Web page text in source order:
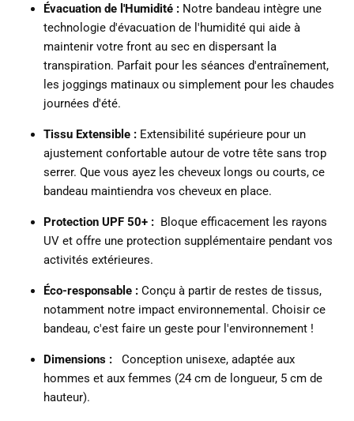
Évacuation de l'Humidité : Notre bandeau intègre une
technologie d'évacuation de l'humidité qui aide à
maintenir votre front au sec en dispersant la
transpiration. Parfait pour les séances d'entraînement,
les joggings matinaux ou simplement pour les chaudes
journées d'été.
Tissu Extensible : Extensibilité supérieure pour un
ajustement confortable autour de votre tête sans trop
serrer. Que vous ayez les cheveux longs ou courts, ce
bandeau maintiendra vos cheveux en place.
Protection UPF 50+ : Bloque efficacement les rayons
UV et offre une protection supplémentaire pendant vos
activités extérieures.
Éco-responsable : Conçu à partir de restes de tissus,
notamment notre impact environnemental. Choisir ce
bandeau, c'est faire un geste pour l'environnement !
Dimensions :
Conception unisexe, adaptée aux
hommes et aux femmes (24 cm de longueur, 5 cm de
hauteur).